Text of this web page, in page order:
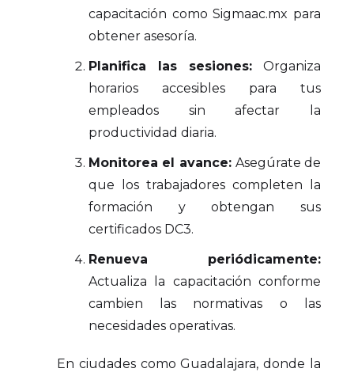
capacitación como Sigmaac.mx para
obtener asesoría.
Planifica las sesiones: Organiza
horarios accesibles para tus
empleados sin afectar la
productividad diaria.
Monitorea el avance: Asegúrate de
que los trabajadores completen la
formación y obtengan sus
certificados DC3.
Renueva periódicamente:
Actualiza la capacitación conforme
cambien las normativas o las
necesidades operativas.
En ciudades como Guadalajara, donde la